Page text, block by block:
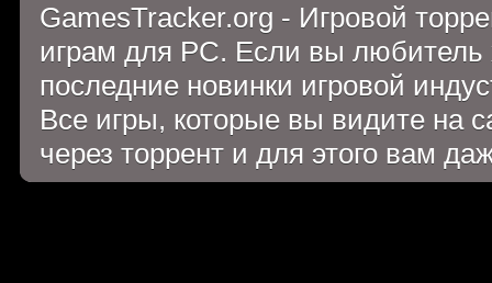
GamesTracker.org - Игровой
играм для PC. Если вы
последние новинки игровой
Все игры, которые вы видите на
через торрент и для этого вам